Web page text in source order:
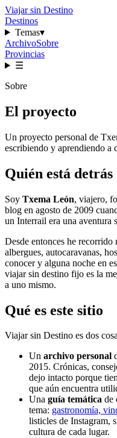
Viajar sin Destino
Destinos
Temas▾
ArchivoSobre
Provincias
☰
Sobre
El proyecto
Un proyecto personal de
escribiendo y aprendiendo a
Quién está detrás
Soy Txema León, viajero,
blog en agosto de 2009
un Interrail era una
Desde entonces he recorrido
albergues, autocaravanas,
conocer y alguna noche en
viajar sin destino fijo es la
a uno mismo.
Qué es este sitio
Viajar sin Destino es dos
Un archivo personal
2015. Crónicas,
dejo intacto porque
que aún encuentra
Una guía temática de
tema: gastronomía,
listicles de Instagram,
cultura de cada lugar.